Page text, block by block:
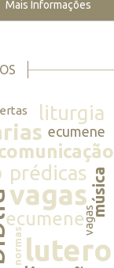
Mais Informações
liturgia
ecumene
prédicasmúsica
vagas
ecumenevagas
normaslutero